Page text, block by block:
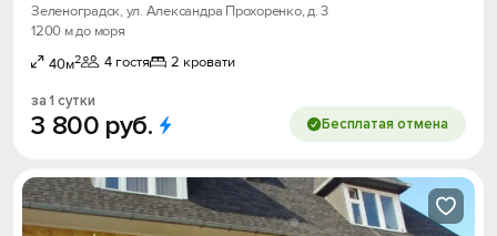
Зеленоградск, ул. Александра Прохоренко, д. 3
1200 м до моря
40м2 4 гостя 2 кровати
за 1 сутки
3 800 руб. Бесплатая отмена